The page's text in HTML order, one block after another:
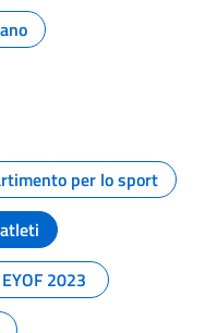
per lo sport
EYOF 2023